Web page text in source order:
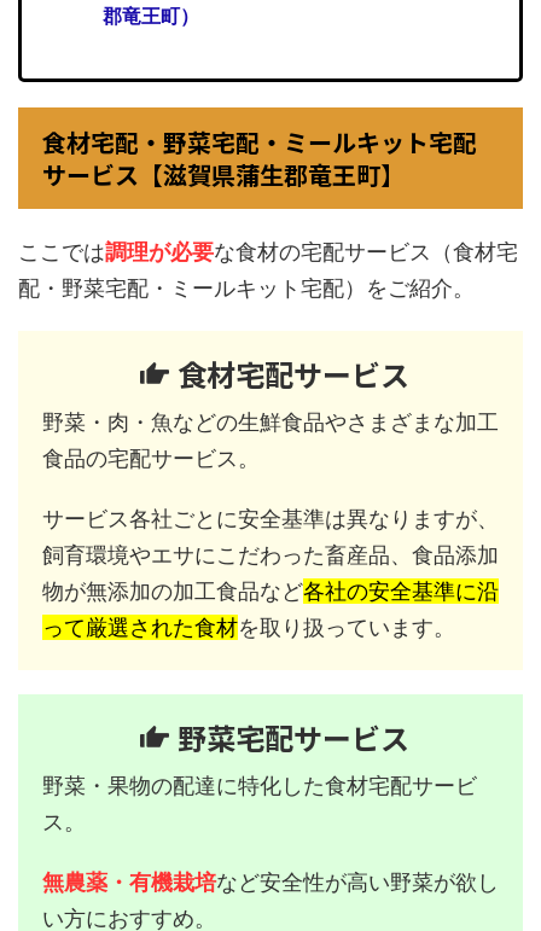
郡竜王町）
食材宅配・野菜宅配・ミールキット宅配
サービス【滋賀県蒲生郡竜王町】
ここでは調理が必要な食材の宅配サービス（食材宅
配・野菜宅配・ミールキット宅配）をご紹介。
食材宅配サービス
野菜・肉・魚などの生鮮食品やさまざまな加工
食品の宅配サービス。
サービス各社ごとに安全基準は異なりますが、
飼育環境やエサにこだわった畜産品、食品添加
物が無添加の加工食品など各社の安全基準に沿
って厳選された食材を取り扱っています。
野菜宅配サービス
野菜・果物の配達に特化した食材宅配サービ
ス。
無農薬・有機栽培など安全性が高い野菜が欲し
い方におすすめ。